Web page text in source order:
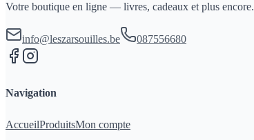
Votre boutique en ligne — livres, cadeaux et plus encore.
info@leszarsouilles.be 087556680
Navigation
AccueilProduitsMon compte